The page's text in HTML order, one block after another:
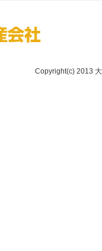
Copyright(c) 2013